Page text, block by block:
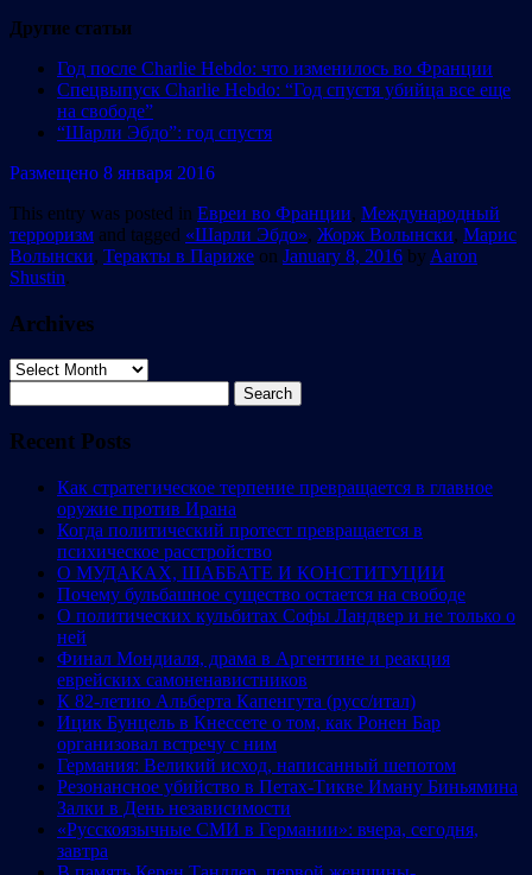
Другие статьи
Год после Charlie Hebdo: что изменилось во Франции
Спецвыпуск Charlie Hebdo: “Год спустя убийца все еще
на свободе”
“Шарли Эбдо”: год спустя
Размещено 8 января 2016
This entry was posted in Евреи во Франции, Международный
терроризм and tagged «Шарли Эбдо», Жорж Волынски, Марис
Волынски, Теракты в Париже on January 8, 2016 by Aaron
Shustin.
Archives
Archives
for:
Recent Posts
Как стратегическое терпение превращается в главное
оружие против Ирана
Когда политический протест превращается в
психическое расстройство
О МУДАКАХ, ШАББАТЕ И КОНСТИТУЦИИ
Почему бульбашное существо остается на свободе
О политических кульбитах Софы Ландвер и не только о
ней
Финал Мондиаля, драма в Аргентине и реакция
еврейских самоненавистников
К 82-летию Альберта Капенгута (русс/итал)
Ицик Бунцель в Кнессете о том, как Ронен Бар
организовал встречу с ним
Германия: Великий исход, написанный шепотом
Резонансное убийство в Петах-Тикве Иману Биньямина
Залки в День независимости
«Русскоязычные СМИ в Германии»: вчера, сегодня,
завтра